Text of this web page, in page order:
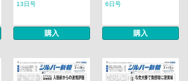
13日号
購入
6日号
購入